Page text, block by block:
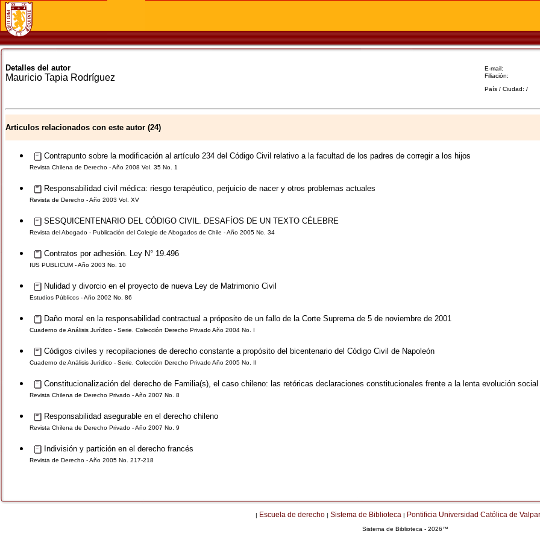
E-mail:
Filiación:
País / Ciudad: /
Detalles del autor
Mauricio Tapia Rodríguez
Articulos relacionados con este autor (24)
Contrapunto sobre la modificación al artículo 234 del Código Civil relativo a la facultad de los padres de corregir a los hijos
Revista Chilena de Derecho - Año 2008 Vol. 35 No. 1
Responsabilidad civil médica: riesgo terapéutico, perjuicio de nacer y otros problemas actuales
Revista de Derecho - Año 2003 Vol. XV
SESQUICENTENARIO DEL CÓDIGO CIVIL. DESAFÍOS DE UN TEXTO CÉLEBRE
Revista del Abogado - Publicación del Colegio de Abogados de Chile - Año 2005 No. 34
Contratos por adhesión. Ley N° 19.496
IUS PUBLICUM - Año 2003 No. 10
Nulidad y divorcio en el proyecto de nueva Ley de Matrimonio Civil
Estudios Públicos - Año 2002 No. 86
Daño moral en la responsabilidad contractual a próposito de un fallo de la Corte Suprema de 5 de noviembre de 2001
Cuaderno de Análisis Jurídico - Serie. Colección Derecho Privado Año 2004 No. I
Códigos civiles y recopilaciones de derecho constante a propósito del bicentenario del Código Civil de Napoleón
Cuaderno de Análisis Jurídico - Serie. Colección Derecho Privado Año 2005 No. II
Constitucionalización del derecho de Familia(s), el caso chileno: las retóricas declaraciones constitucionales frente a la lenta evolución social
Revista Chilena de Derecho Privado - Año 2007 No. 8
Responsabilidad asegurable en el derecho chileno
Revista Chilena de Derecho Privado - Año 2007 No. 9
Indivisión y partición en el derecho francés
Revista de Derecho - Año 2005 No. 217-218
| Escuela de derecho | Sistema de Biblioteca | Pontificia Universidad Católica de
Sistema de Biblioteca - 2026™